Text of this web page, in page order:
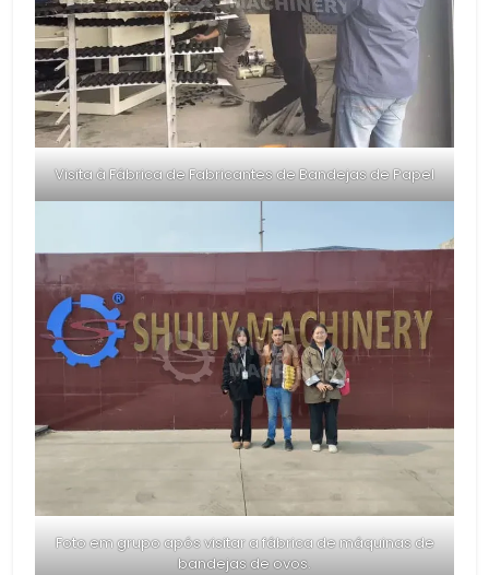
Visita à Fábrica de Fabricantes de Bandejas de Papel
Foto em grupo após visitar a fábrica de máquinas de
bandejas de ovos.